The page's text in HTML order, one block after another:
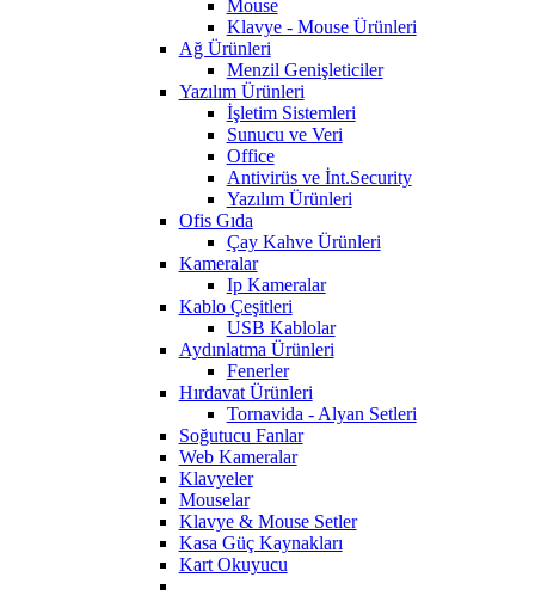
Mouse
Klavye - Mouse Ürünleri
Ağ Ürünleri
Menzil Genişleticiler
Yazılım Ürünleri
İşletim Sistemleri
Sunucu ve Veri
Office
Antivirüs ve İnt.Security
Yazılım Ürünleri
Ofis Gıda
Çay Kahve Ürünleri
Kameralar
Ip Kameralar
Kablo Çeşitleri
USB Kablolar
Aydınlatma Ürünleri
Fenerler
Hırdavat Ürünleri
Tornavida - Alyan Setleri
Soğutucu Fanlar
Web Kameralar
Klavyeler
Mouselar
Klavye & Mouse Setler
Kasa Güç Kaynakları
Kart Okuyucu